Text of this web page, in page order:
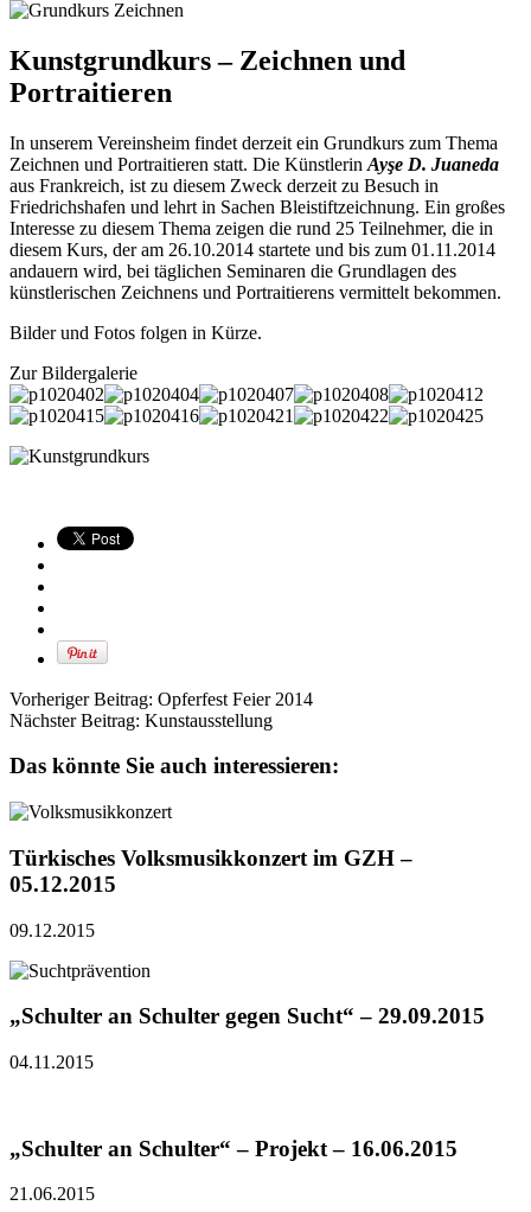
Kunstgrundkurs – Zeichnen und
Portraitieren
In unserem Vereinsheim findet derzeit ein Grundkurs zum Thema
Zeichnen und Portraitieren statt. Die Künstlerin Ayşe D. Juaneda
aus Frankreich, ist zu diesem Zweck derzeit zu Besuch in
Friedrichshafen und lehrt in Sachen Bleistiftzeichnung. Ein großes
Interesse zu diesem Thema zeigen die rund 25 Teilnehmer, die in
diesem Kurs, der am 26.10.2014 startete und bis zum 01.11.2014
andauern wird, bei täglichen Seminaren die Grundlagen des
künstlerischen Zeichnens und Portraitierens vermittelt bekommen.
Bilder und Fotos folgen in Kürze.
Zur Bildergalerie
Vorheriger Beitrag: Opferfest Feier 2014
Nächster Beitrag: Kunstausstellung
Das könnte Sie auch interessieren:
Türkisches Volksmusikkonzert im GZH –
05.12.2015
09.12.2015
„Schulter an Schulter gegen Sucht“ – 29.09.2015
04.11.2015
„Schulter an Schulter“ – Projekt – 16.06.2015
21.06.2015